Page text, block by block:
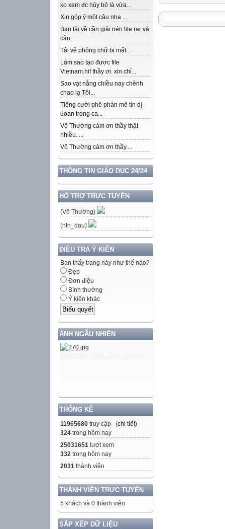
ko xem đc hủy bỏ là vừa...
Xin góp ý một câu nha ...
Bạn tải về cần giải nén file rar và
cần...
Tải về phông chữ bị mất...
Làm sao tạo được file
Vietnam.hif thầy ơi. xin chỉ...
Sao vạt nắng chiều nay chênh
chao lạ Tôi...
Tiếng cười phê phán mê tín dị
đoan trong ca...
Vô Thường cám ơn thầy thật
nhiều. ...
Vô Thường cám ơn thầy....
THÔNG TIN GIÁO DỤC 24/24
HỔ TRỢ TRỰC TUYẾN
(Vô Thường)
(ntn_dau)
ĐIỀU TRA Ý KIẾN
Bạn thấy trang này như thế nào?
Đẹp
Đơn điệu
Bình thường
Ý kiến khác
ẢNH NGẪU NHIÊN
THỐNG KÊ
11965680 truy cập (chi tiết)
324 trong hôm nay
25031651 lượt xem
332 trong hôm nay
2031 thành viên
THÀNH VIÊN TRỰC TUYẾN
5 khách và 0 thành viên
SẮP XẾP DỮ LIỆU